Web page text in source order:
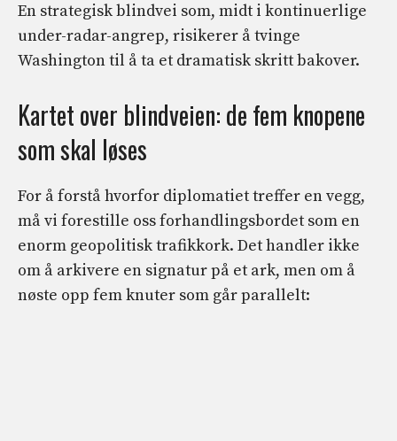
En strategisk blindvei som, midt i kontinuerlige
under-radar-angrep, risikerer å tvinge
Washington til å ta et dramatisk skritt bakover.
Kartet over blindveien: de fem knopene
som skal løses
For å forstå hvorfor diplomatiet treffer en vegg,
må vi forestille oss forhandlingsbordet som en
enorm geopolitisk trafikkork. Det handler ikke
om å arkivere en signatur på et ark, men om å
nøste opp fem knuter som går parallelt: